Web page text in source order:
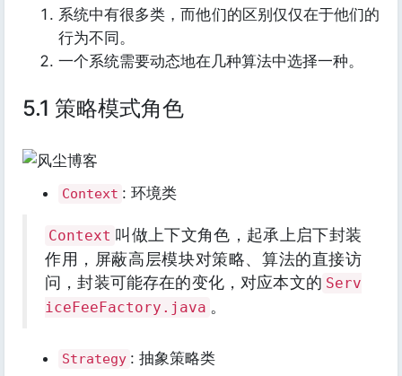
系统中有很多类，而他们的区别仅仅在于他们的
行为不同。
一个系统需要动态地在几种算法中选择一种。
5.1 策略模式角色
Context : 环境类
Context 叫做上下文角色，起承上启下封装
作用，屏蔽高层模块对策略、算法的直接访
问，封装可能存在的变化，对应本文的 Serv
iceFeeFactory.java 。
Strategy : 抽象策略类